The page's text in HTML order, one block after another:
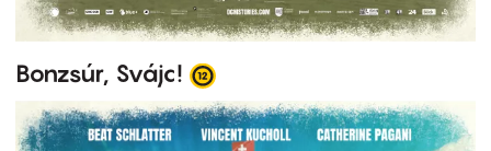
Bonzsúr, Svájc!